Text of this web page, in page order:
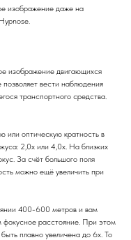
изображение даже на
изображение двигающихся
вести наблюдения
транспортного средства.
или оптическую кратность в
2,0х или 4,0х. На близких
За счёт большого поля
можно ещё увеличить при
400-600 метров и вам
фокусное расстояние. При этом
плавно увеличена до 6х. То